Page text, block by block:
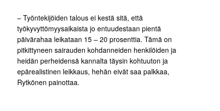
– Työntekijöiden talous ei kestä sitä, että
työkyvyttömyysaikaista jo entuudestaan pientä
päivärahaa leikataan 15 – 20 prosenttia. Tämä on
pitkittyneen sairauden kohdanneiden henkilöiden ja
heidän perheidensä kannalta täysin kohtuuton ja
epärealistinen leikkaus, hehän eivät saa palkkaa,
Rytkönen painottaa.